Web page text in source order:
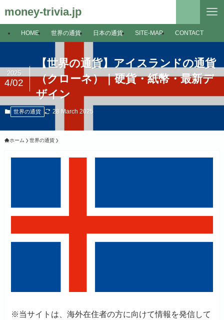
money-trivia.jp
HOME 世界の通貨 日本の通貨 SITE-MAP CONTACT
【世界の通貨】アイスランドの通貨
（クローネ）｜硬貨・紙幣・最新デ
ザイン
2025
4/02
世界の通貨 28 March 2025
ホーム 世界の通貨
※当サイトは、海外在住者の方に向けて情報を発信して